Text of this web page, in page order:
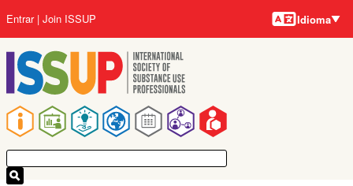
para
o
conteúdo
principal
Navegação
principal
Menu
da
conta
do
usuário
Entrar Join ISSUP Idiomas
Idioma